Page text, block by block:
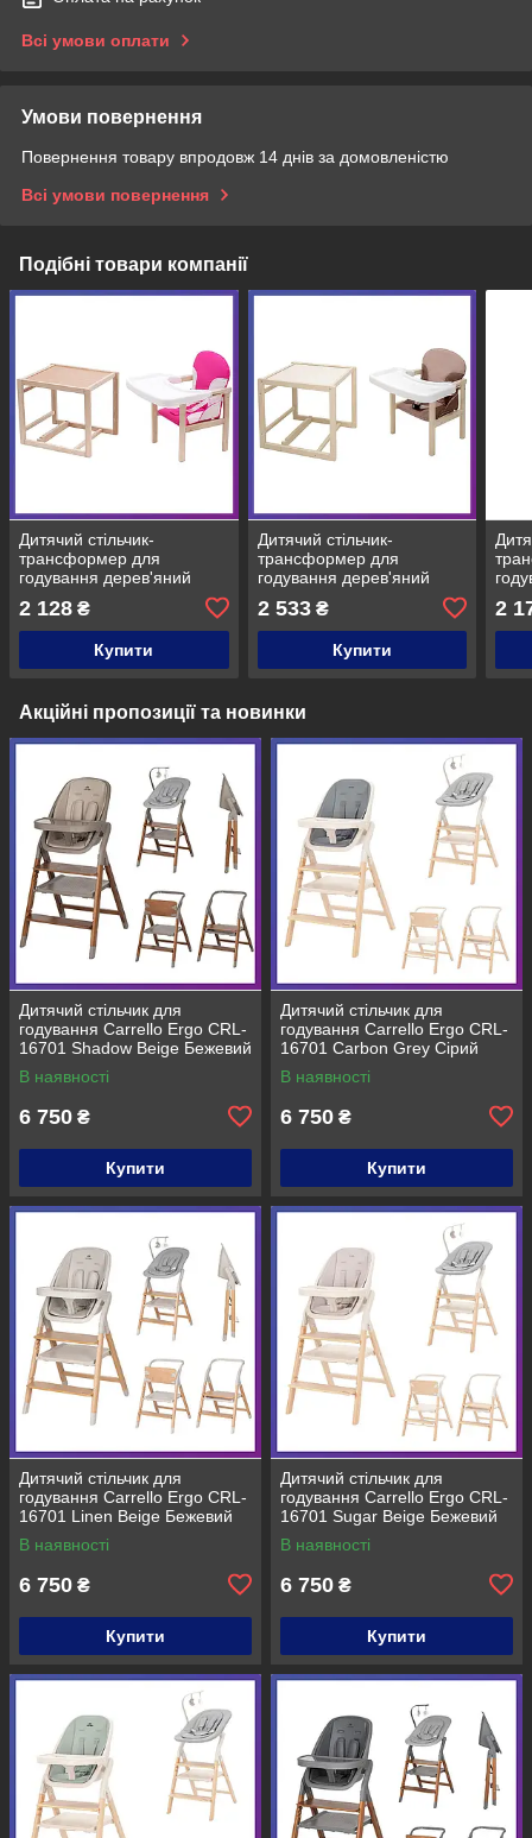
Всі умови оплати
Умови повернення
Повернення товару впродовж 14 днів за домовленістю
Всі умови повернення
Подібні товари компанії
Дитячий стільчик-
трансформер для
годування дерев'яний
Рожевий
2 128 ₴
Купити
Дитячий стільчик-
трансформер для
годування дерев'яний
слонова кістка капучино/
шоколад
2 533₴
Купити
2
Акційні пропозиції та новинки
Дитячий стільчик для
годування Carrello Ergo CRL-
16701 Shadow Beige Бежевий
В наявності
6 750 ₴
Купити
Дитячий стільчик для
годування Carrello Ergo CRL-
16701 Carbon Grey Сірий
В наявності
6 750 ₴
Купити
Дитячий стільчик для
годування Carrello Ergo CRL-
16701 Linen Beige Бежевий
В наявності
6 750 ₴
Купити
Дитячий стільчик для
годування Carrello Ergo CRL-
16701 Sugar Beige Бежевий
В наявності
6 750 ₴
Купити